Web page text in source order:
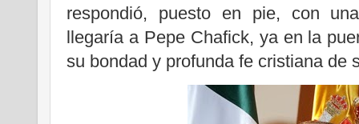
respondió, puesto en pie, con
llegaría a Pepe Chafick, ya en la
su bondad y profunda fe cristiana de